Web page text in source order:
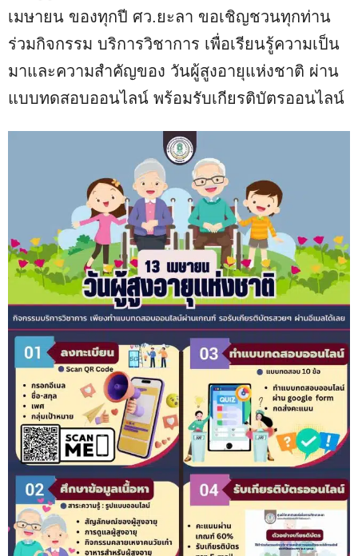
เมษายน ของทุกปี ศว.ยะลา ขอเชิญชวนทุกท่าน
ร่วมกิจกรรม บริการวิชาการ เพื่อเรียนรู้ความเป็น
มาและความสำคัญของ วันผู้สูงอายุแห่งชาติ ผ่าน
แบบทดสอบออนไลน์ พร้อมรับเกียรติบัตรออนไลน์